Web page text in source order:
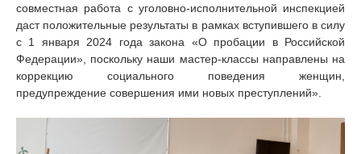
совместная работа с уголовно-исполнительной инспекцией
даст положительные результаты в рамках вступившего в силу
с 1 января 2024 года закона «О пробации в Российской
Федерации», поскольку наши мастер-классы направлены на
коррекцию социального поведения женщин,
предупреждение совершения ими новых преступлений».